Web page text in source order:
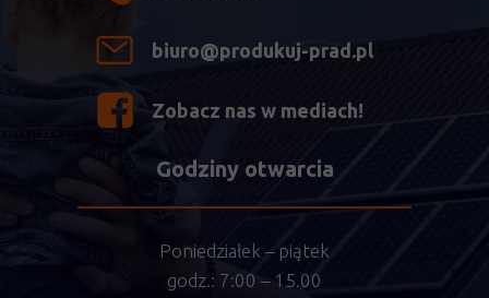
Zobacz nas w mediach!
biuro@produkuj-prad.pl
Godziny otwarcia
Poniedziałek – piątek
godz.: 7:00 – 15.00